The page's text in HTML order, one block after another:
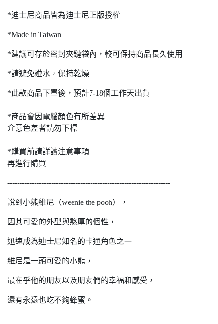
*迪士尼商品皆為迪士尼正版授權
*Made in Taiwan
*建議可存於密封夾鏈袋內，較可保持商品長久使用
*請避免碰水，保持乾燥
*此款商品下單後，預計7-18個工作天出貨
*商品會因電腦顏色有所差異
介意色差者請勿下標
*購買前請詳讀注意事項
再進行購買
-------------------------------------------------------------------
說到小熊維尼（weenie the pooh），
因其可愛的外型與憨厚的個性，
迅速成為迪士尼知名的卡通角色之一
維尼是一頭可愛的小熊，
最在乎他的朋友以及朋友們的幸福和感受，
還有永遠也吃不夠蜂蜜。